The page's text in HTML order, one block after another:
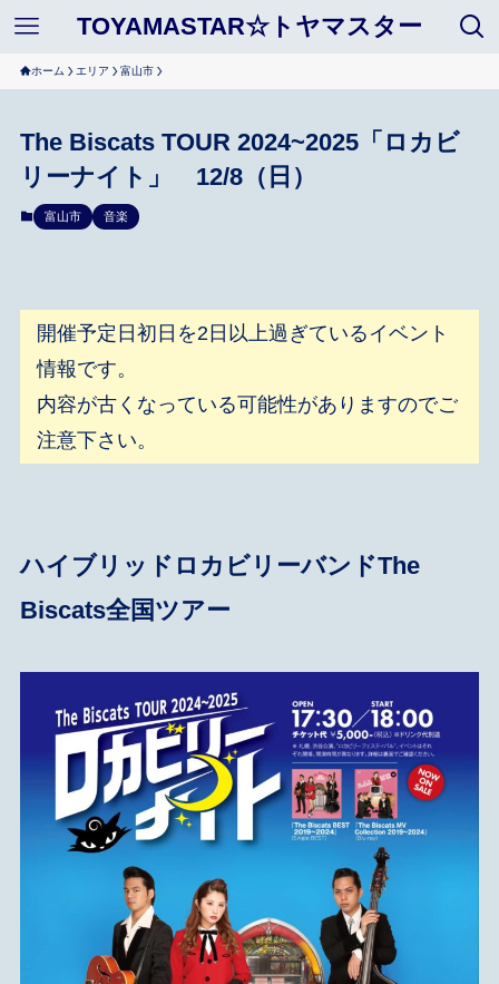
TOYAMASTAR☆トヤマスター
ホーム エリア 富山市
The Biscats TOUR 2024~2025「ロカビ
リーナイト」 12/8（日）
富山市 音楽
開催予定日初日を2日以上過ぎているイベント
情報です。
内容が古くなっている可能性がありますのでご
注意下さい。
ハイブリッドロカビリーバンドThe
Biscats全国ツアー